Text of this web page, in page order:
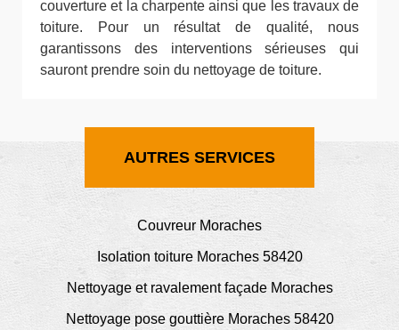
couverture et la charpente ainsi que les travaux de
toiture. Pour un résultat de qualité, nous
garantissons des interventions sérieuses qui
sauront prendre soin du nettoyage de toiture.
AUTRES SERVICES
Couvreur Moraches
Isolation toiture Moraches 58420
Nettoyage et ravalement façade Moraches
Nettoyage pose gouttière Moraches 58420